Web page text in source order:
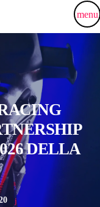
menu
DELLA